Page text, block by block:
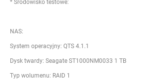
* Środowisko testowe:
NAS:
System operacyjny: QTS 4.1.1
Dysk twardy: Seagate ST1000NM0033 1 TB
Typ wolumenu: RAID 1